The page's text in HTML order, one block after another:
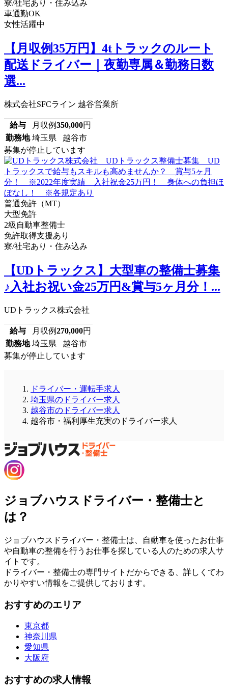
寮/社宅あり・住み込み
車通勤OK
女性活躍中
【月収例35万円】4tトラックのルート
配送ドライバー｜夜勤専属＆勤務日数
選...
株式会社SFCライン 越谷営業所
給与 月収例350,000円
勤務地 埼玉県 越谷市
募集が停止しています
普通免許（MT）
大型免許
2級自動車整備士
免許取得支援あり
寮/社宅あり・住み込み
【UDトラックス】大型車の整備士募集
♪入社お祝い金25万円&賞与5ヶ月分！...
UDトラックス株式会社
給与 月収例270,000円
勤務地 埼玉県 越谷市
募集が停止しています
ドライバー・運転手求人
埼玉県のドライバー求人
越谷市のドライバー求人
越谷市・福利厚生充実のドライバー求人
ジョブハウスドライバー・整備士と
は？
ジョブハウスドライバー・整備士は、自動車を使ったお仕事
や自動車の整備を行うお仕事を探している人のための求人サ
イトです。
ドライバー・整備士の専門サイトだからできる、詳しくてわ
かりやすい情報をご提供しております。
おすすめのエリア
東京都
神奈川県
愛知県
大阪府
おすすめの求人情報